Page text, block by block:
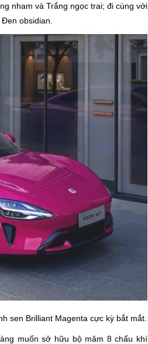
nham và Trắng ngọc trai; đi cùng với
obsidian.
sen Brilliant Magenta cực kỳ bắt mắt.
muốn sở hữu bộ mâm 8 chấu khí